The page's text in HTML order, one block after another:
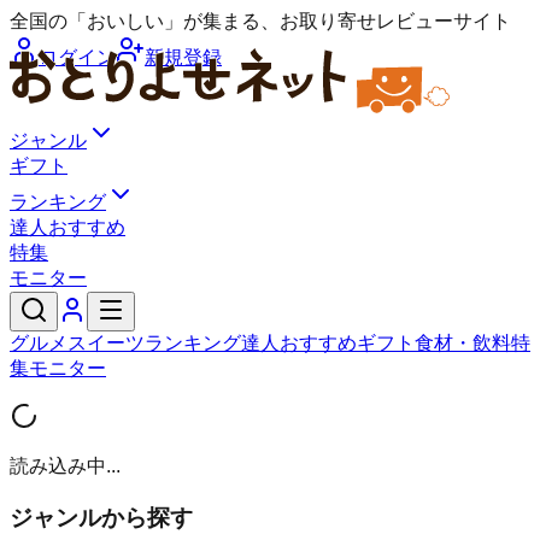
全国の「おいしい」が集まる、お取り寄せレビューサイト
ログイン
新規登録
ジャンル
ギフト
ランキング
達人おすすめ
特集
モニター
グルメ スイーツランキング達人おすすめギフト 食材・飲料特
集モニター
読み込み中...
ジャンルから探す